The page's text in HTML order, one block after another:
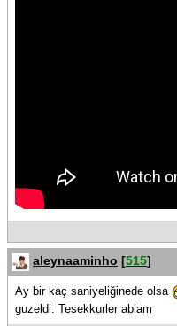
aleynaaminho [515]
Ay bir kaç saniyeliğinede olsa
guzeldi. Tesekkurler ablam